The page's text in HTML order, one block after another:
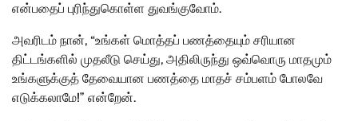
என்பதைப் புரிந்துகொள்ள துவங்குவோம்.
அவரிடம் நான், “உங்கள் மொத்தப் பணத்தையும் சரியான
திட்டங்களில் முதலீடு செய்து, அதிலிருந்து ஒவ்வொரு மாதமும்
உங்களுக்குத் தேவையான பணத்தை மாதச் சம்பளம் போலவே
எடுக்கலாமே!” என்றேன்.